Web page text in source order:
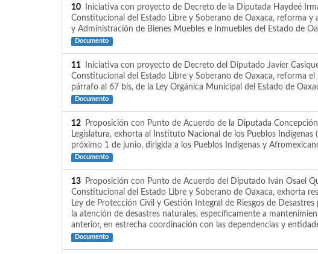
10
Iniciativa con proyecto de Decreto de la Diputada Haydeé
Constitucional del Estado Libre y Soberano de Oaxaca, reforma y
y Administración de Bienes Muebles e Inmuebles del Estado de
Documento
11
Iniciativa con proyecto de Decreto del Diputado Javier
Constitucional del Estado Libre y Soberano de Oaxaca, reforma
párrafo al 67 bis, de la Ley Orgánica Municipal del Estado de
Documento
12
Proposición con Punto de Acuerdo de la Diputada
Legislatura, exhorta al Instituto Nacional de los Pueblos
próximo 1 de junio, dirigida a los Pueblos Indígenas y
Documento
13
Proposición con Punto de Acuerdo del Diputado Iván Osael
Constitucional del Estado Libre y Soberano de Oaxaca, exhorta
Ley de Protección Civil y Gestión Integral de Riesgos de
la atención de desastres naturales, específicamente a
anterior, en estrecha coordinación con las dependencias y
Documento